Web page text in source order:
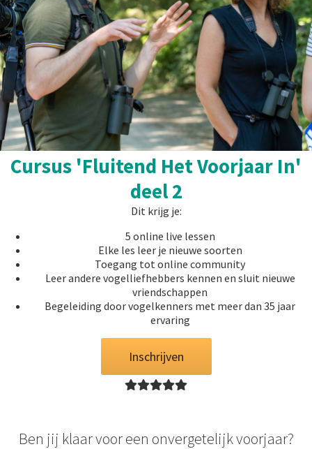
Cursus 'Fluitend Het Voorjaar In'
deel 2
Dit krijg je:
5 online live lessen
Elke les leer je nieuwe soorten
Toegang tot online community
Leer andere vogelliefhebbers kennen en sluit nieuwe
vriendschappen
Begeleiding door vogelkenners met meer dan 35 jaar
ervaring
Inschrijven
Ben jij klaar voor een onvergetelijk voorjaar?